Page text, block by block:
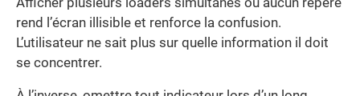
rend l’écran illisible et renforce la confusion.
L’utilisateur ne sait plus sur quelle information il doit
se concentrer.